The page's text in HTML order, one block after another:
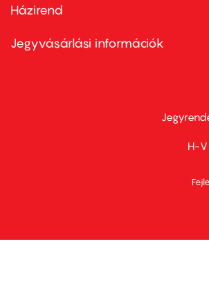
Footer
second
Házirend
Jegyvásárlási információk
H-